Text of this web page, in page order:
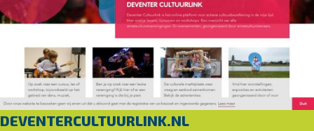
DEVENTERCULTUURLINK.NL